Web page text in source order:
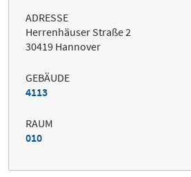
ADRESSE
Herrenhäuser Straße 2
30419 Hannover
GEBÄUDE
4113
RAUM
010